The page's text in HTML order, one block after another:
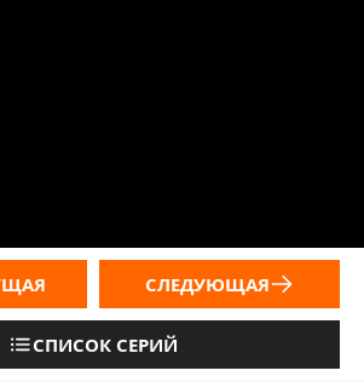
СПИСОК СЕРИЙ
СЛЕДУЮЩАЯ